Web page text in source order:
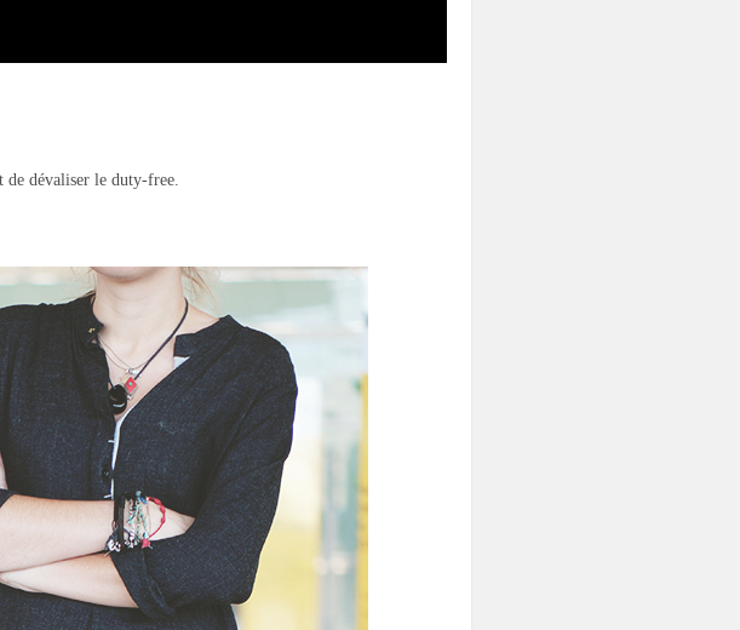
de dévaliser le duty-free.